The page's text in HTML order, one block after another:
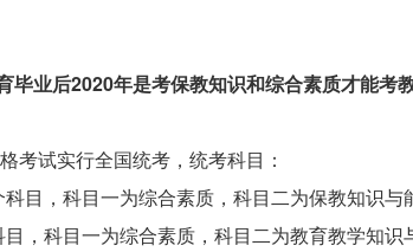
毕业后2020年是考保教知识和综合素质才能考
考试实行全国统考，统考科目：
目，科目一为综合素质，科目二为保教知识与
，科目一为综合素质，科目二为教育教学知识